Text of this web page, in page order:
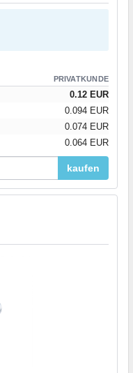
PRIVATKUNDE
0.12 EUR
0.094 EUR
0.074 EUR
0.064 EUR
kaufen